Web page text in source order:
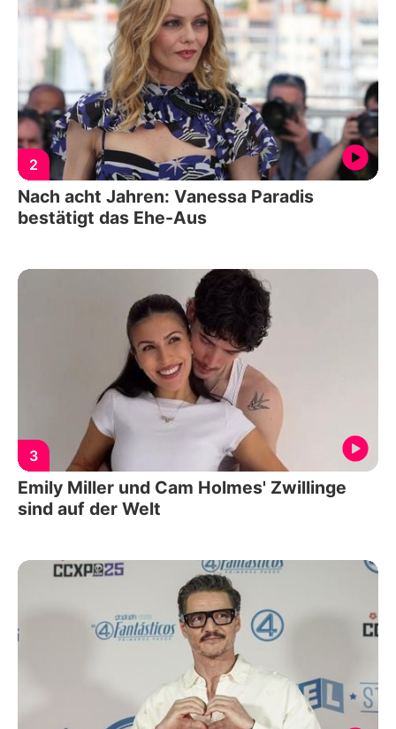
2
Nach acht Jahren: Vanessa Paradis
bestätigt das Ehe-Aus
3
Emily Miller und Cam Holmes' Zwillinge
sind auf der Welt